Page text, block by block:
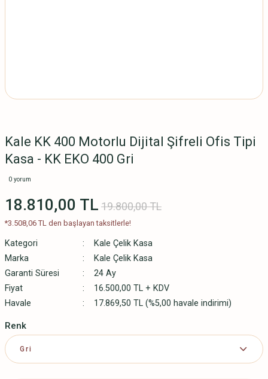
Kale KK 400 Motorlu Dijital Şifreli Ofis Tipi
Kasa - KK EKO 400 Gri
0 yorum
18.810,00 TL 19.800,00 TL
*3.508,06 TL den başlayan taksitlerle!
Kategori
Kale Çelik Kasa
Marka
Kale Çelik Kasa
Garanti Süresi
24 Ay
Fiyat
16.500,00 TL + KDV
Havale
17.869,50 TL (%5,00 havale indirimi)
Renk